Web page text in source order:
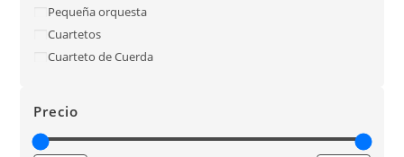
Pequeña orquesta
Cuartetos
Cuarteto de Cuerda
Precio